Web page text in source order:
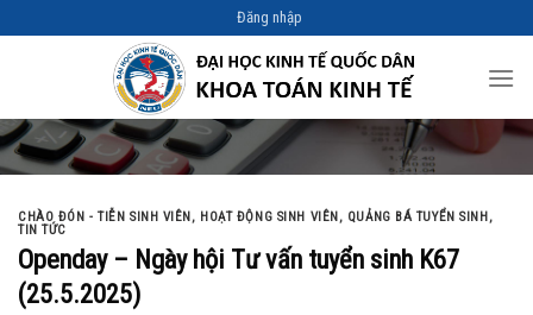
to
Đăng nhập
CHÀO ĐÓN - TIỄN SINH VIÊN, HOẠT ĐỘNG SINH VIÊN, QUẢNG BÁ TUYỂN SINH,
TIN TỨC
Openday – Ngày hội Tư vấn tuyển sinh K67
(25.5.2025)